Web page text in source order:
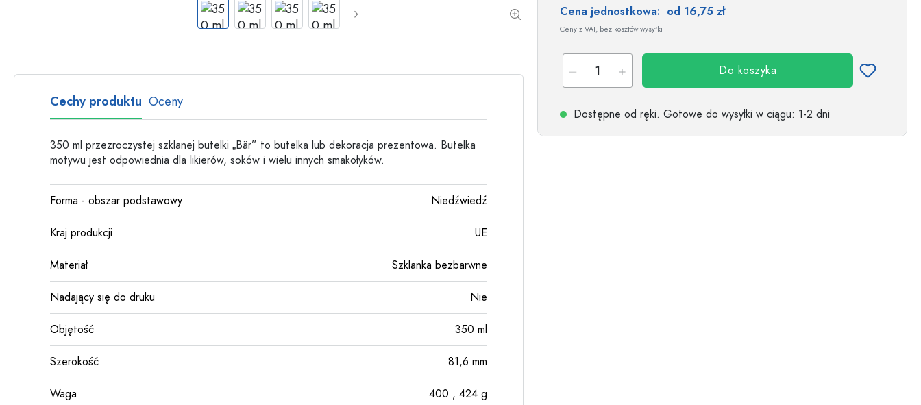
Butelki szklane
Butelki plastikowe
Cena jednostkowa: od 16,75 zł
Ceny z VAT, bez kosztów wysyłki
Do koszyka
Dostępne od ręki. Gotowe do wysyłki w ciągu: 1-2 dni
Cechy produktu Oceny
350 ml przezroczystej szklanej butelki „Bär” to butelka lub dekoracja prezentowa. Butelka
motywu jest odpowiednia dla likierów, soków i wielu innych smakołyków.
Forma - obszar podstawowy Niedźwiedź
Kraj produkcji UE
Materiał Szklanka bezbarwne
Nadający się do druku Nie
Objętość 350 ml
Szerokość 81,6 mm
Waga 400 , 424 g